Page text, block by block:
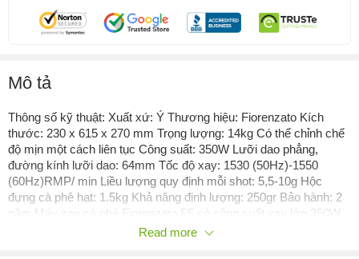
Mô tả
Thông số kỹ thuật: Xuất xứ: Ý Thương hiệu: Fiorenzato Kích
thước: 230 x 615 x 270 mm Trọng lượng: 14kg Có thể chỉnh chế
độ mịn một cách liên tục Công suất: 350W Lưỡi dao phẳng,
đường kính lưỡi dao: 64mm Tốc độ xay: 1530 (50Hz)-1550
(60Hz)RMP/ min Liều lượng quy định mỗi shot: 5,5-10g Hộc
đựng cà phê hạt: 1.5kg Khả năng định lượng: 250gr Bảo hành: 2
năm Máy xay cà phê Fiorenzato F5 có công suất xay lớn 350W
và sử dụng lưỡi xay dạng phẳng giúp tốc độ xay nhanh hơn, máy
Read more